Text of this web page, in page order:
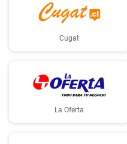
Cugat
La Oferta